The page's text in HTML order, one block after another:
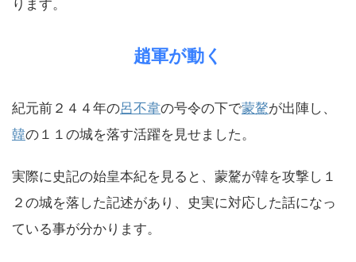
ります。
趙軍が動く
紀元前２４４年の呂不韋の号令の下で蒙驁が出陣し、
韓の１１の城を落す活躍を見せました。
実際に史記の始皇本紀を見ると、蒙驁が韓を攻撃し１
２の城を落した記述があり、史実に対応した話になっ
ている事が分かります。